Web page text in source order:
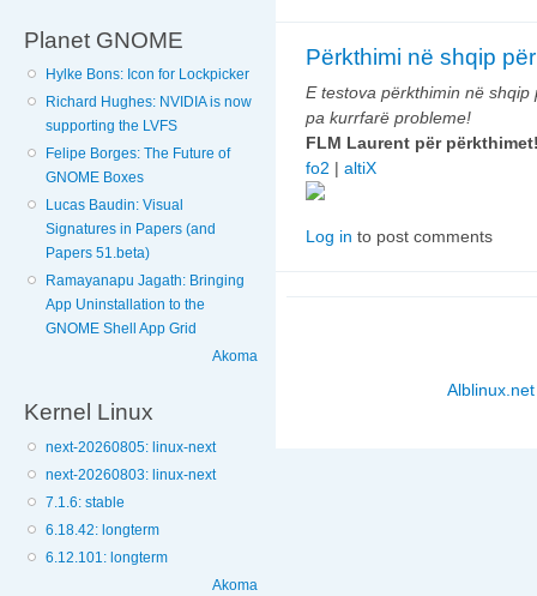
Planet GNOME
Hylke Bons: Icon for Lockpicker
Richard Hughes: NVIDIA is now
supporting the LVFS
Felipe Borges: The Future of
GNOME Boxes
Lucas Baudin: Visual
Signatures in Papers (and
Papers 51.beta)
Ramayanapu Jagath: Bringing
App Uninstallation to the
GNOME Shell App Grid
Akoma
Kernel Linux
next-20260805: linux-next
next-20260803: linux-next
7.1.6: stable
6.18.42: longterm
6.12.101: longterm
Akoma
Përkthimi në shqip
E testova përkthimin në
pa kurrfarë probleme!
FLM Laurent për
fo2 | altiX
Log in to post comments
Alblinux.net